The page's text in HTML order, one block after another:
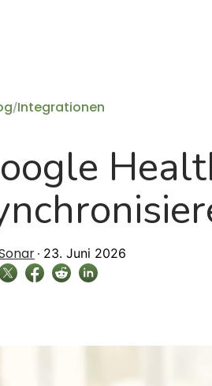
/Integrationen
23. Juni 2026